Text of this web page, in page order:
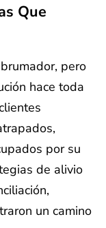
Que
pero
hace toda
por su
de alivio
un camino